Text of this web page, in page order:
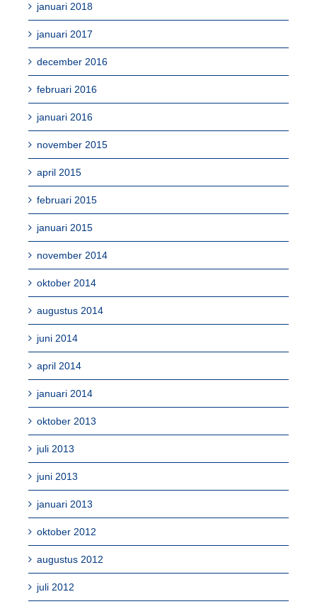
januari 2018
januari 2017
december 2016
februari 2016
januari 2016
november 2015
april 2015
februari 2015
januari 2015
november 2014
oktober 2014
augustus 2014
juni 2014
april 2014
januari 2014
oktober 2013
juli 2013
juni 2013
januari 2013
oktober 2012
augustus 2012
juli 2012